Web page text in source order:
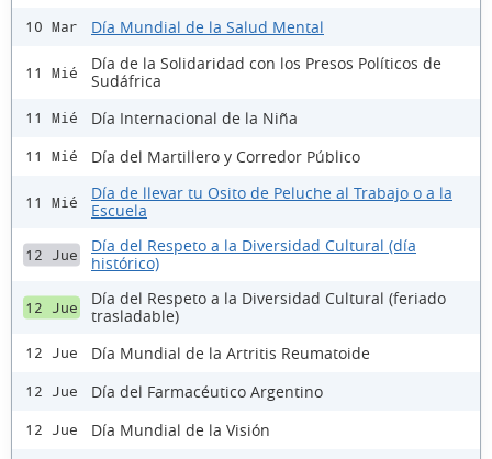
10 Mar Día Mundial de la Salud Mental
11 Mié
Día de la Solidaridad con los Presos Políticos de
Sudáfrica
11 Mié Día Internacional de la Niña
11 Mié Día del Martillero y Corredor Público
11 Mié
Día de llevar tu Osito de Peluche al Trabajo o a la
Escuela
12 Jue
Día del Respeto a la Diversidad Cultural (día
histórico)
12 Jue
Día del Respeto a la Diversidad Cultural (feriado
trasladable)
12 Jue Día Mundial de la Artritis Reumatoide
12 Jue Día del Farmacéutico Argentino
12 Jue
Día Mundial de la Visión